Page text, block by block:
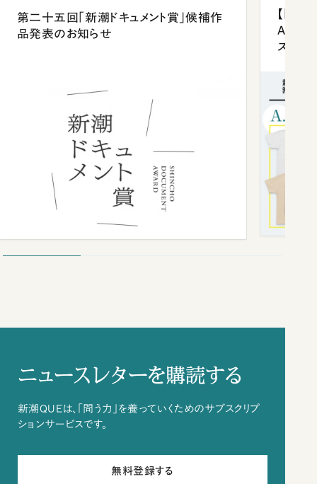
第二十五回「新潮ドキュメント賞」候補作
品発表のお知らせ
【「新
ズプレ
ニュースレターを購読する
新潮QUEは、「問う力」を養っていくためのサブスクリプ
ションサービスです。
無料登録する